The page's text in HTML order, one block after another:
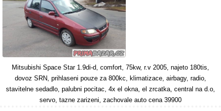
Mitsubishi Space Star 1.9di-d, comfort, 75kw, r.v 2005, najeto 180tis,
dovoz SRN, prihlaseni pouze za 800kc, klimatizace, airbagy, radio,
stavitelne sedadlo, palubni pocitac, 4x el okna, el zrcatka, central na d.o,
servo, tazne zarizeni, zachovale auto cena 39900